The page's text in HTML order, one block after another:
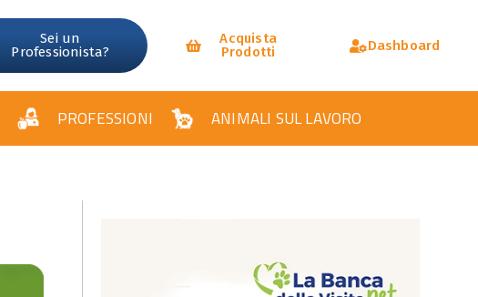
Sei un
Professionista?
Acquista
Prodotti
Dashboard
PROFESSIONI ANIMALI SUL LAVORO